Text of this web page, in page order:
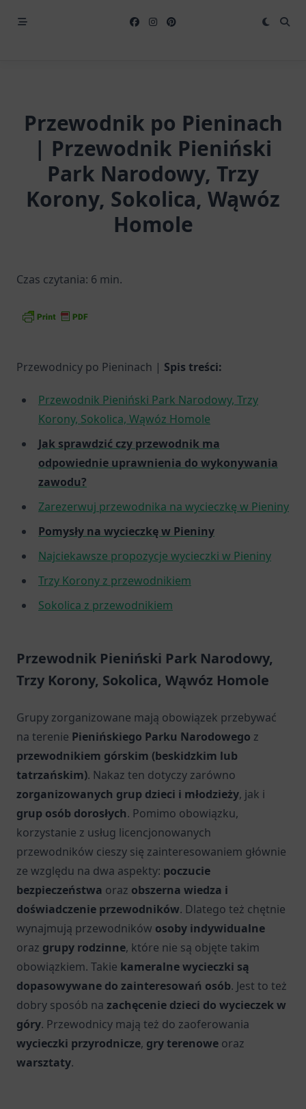
Przewodnik po Pieninach
| Przewodnik Pieniński
Park Narodowy, Trzy
Korony, Sokolica, Wąwóz
Homole
Czas czytania: 6 min.
Przewodnicy po Pieninach | Spis treści:
Przewodnik Pieniński Park Narodowy, Trzy
Korony, Sokolica, Wąwóz Homole
Jak sprawdzić czy przewodnik ma
odpowiednie uprawnienia do wykonywania
zawodu?
Zarezerwuj przewodnika na wycieczkę w Pieniny
Pomysły na wycieczkę w Pieniny
Najciekawsze propozycje wycieczki w Pieniny
Trzy Korony z przewodnikiem
Sokolica z przewodnikiem
Przewodnik Pieniński Park Narodowy,
Trzy Korony, Sokolica, Wąwóz Homole
Grupy zorganizowane mają obowiązek przebywać
na terenie Pienińskiego Parku Narodowego z
przewodnikiem górskim (beskidzkim lub
tatrzańskim). Nakaz ten dotyczy zarówno
zorganizowanych grup dzieci i młodzieży, jak i
grup osób dorosłych. Pomimo obowiązku,
korzystanie z usług licencjonowanych
przewodników cieszy się zainteresowaniem głównie
ze względu na dwa aspekty: poczucie
bezpieczeństwa oraz obszerna wiedza i
doświadczenie przewodników. Dlatego też chętnie
wynajmują przewodników osoby indywidualne
oraz grupy rodzinne, które nie są objęte takim
obowiązkiem. Takie kameralne wycieczki są
dopasowywane do zainteresowań osób. Jest to też
dobry sposób na zachęcenie dzieci do wycieczek w
góry. Przewodnicy mają też do zaoferowania
wycieczki przyrodnicze, gry terenowe oraz
warsztaty.